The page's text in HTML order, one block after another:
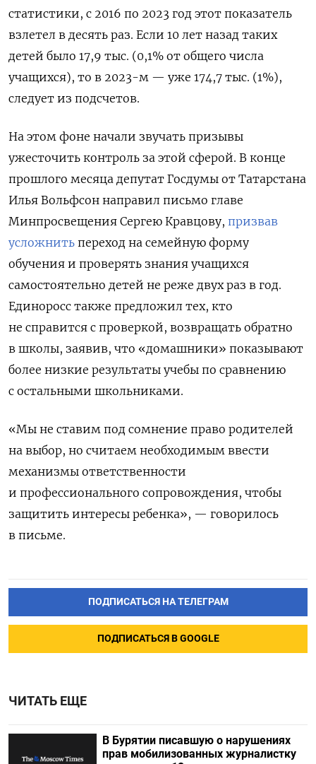
статистики, с 2016 по 2023 год этот показатель
взлетел в десять раз. Если 10 лет назад таких
детей было 17,9 тыс. (0,1% от общего числа
учащихся), то в 2023-м — уже 174,7 тыс. (1%),
следует из подсчетов.
На этом фоне начали звучать призывы
ужесточить контроль за этой сферой. В конце
прошлого месяца депутат Госдумы от Татарстана
Илья Вольфсон направил письмо главе
Минпросвещения Сергею Кравцову, призвав
усложнить переход на семейную форму
обучения и проверять знания учащихся
самостоятельно детей не реже двух раз в год.
Единоросс также предложил тех, кто
не справится с проверкой, возвращать обратно
в школы, заявив, что «домашники» показывают
более низкие результаты учебы по сравнению
с остальными школьниками.
«Мы не ставим под сомнение право родителей
на выбор, но считаем необходимым ввести
механизмы ответственности
и профессионального сопровождения, чтобы
защитить интересы ребенка», — говорилось
в письме.
ПОДПИСАТЬСЯ НА ТЕЛЕГРАМ
ПОДПИСАТЬСЯ В GOOGLE
ЧИТАТЬ ЕЩЕ
В Бурятии писавшую о нарушениях
прав мобилизованных журналистку